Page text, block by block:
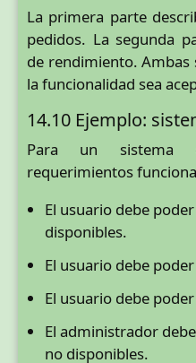
La primera parte
pedidos. La segunda
de rendimiento.
la funcionalidad sea
14.10 Ejemplo:
Para un sistema
requerimientos
El usuario debe
disponibles.
El usuario debe
El usuario debe
El administrador
no disponibles.